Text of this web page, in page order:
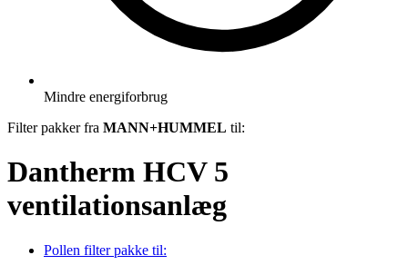
Mindre energiforbrug
Filter pakker fra MANN+HUMMEL til:
Dantherm HCV 5
ventilationsanlæg
Pollen filter pakke til: